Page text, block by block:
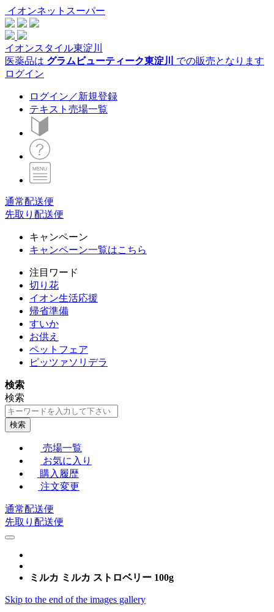
イオンネットスーパー
イオンスタイル東淀川
医薬品は グラムビューティーク東淀川
での販売となります
ログイン
ログイン／新規登録
テキスト売場一覧
通常配送便
先取り配送便
キャンペーン
キャンペーン一覧はこちら
注目ワード
切り花
イオン生活応援
帰省準備
すいか
お供え
ペットフェア
ピッツァソリデラ
検索
検索
検索
売場一覧
お気に入り
購入履歴
注文変更
通常配送便
先取り配送便
ミルカ ミルカ ストロベリー 100g
Skip to the end of the images gallery